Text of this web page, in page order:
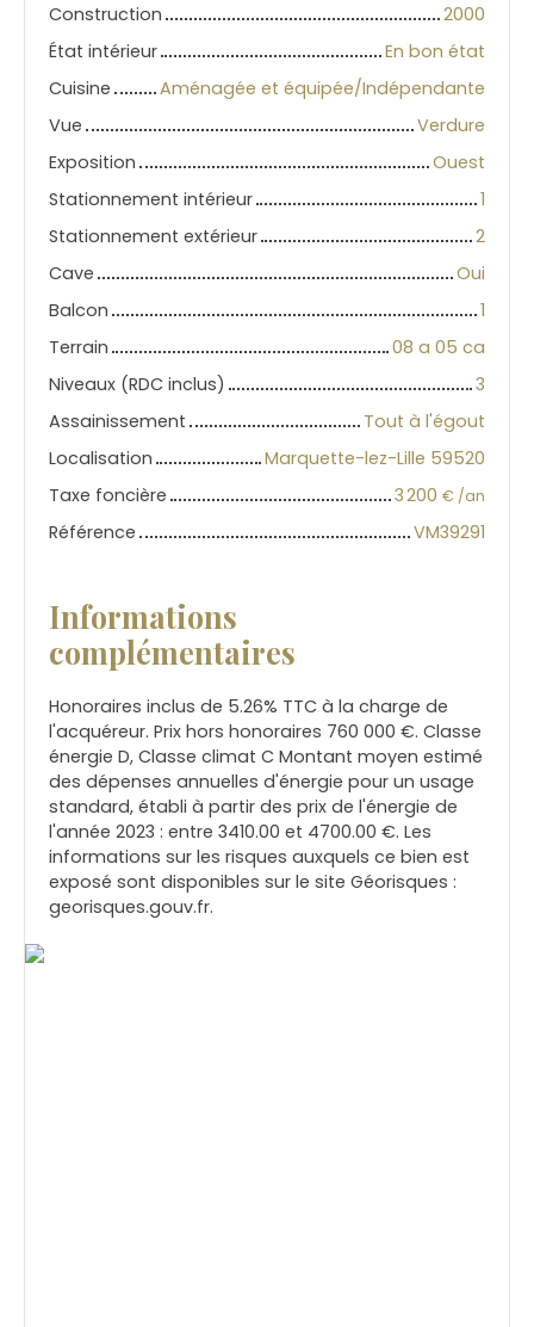
Construction
2000
État intérieur
En bon état
Cuisine
Aménagée et équipée/Indépendante
Vue
Verdure
Exposition
Ouest
Stationnement intérieur
1
Stationnement extérieur
2
Cave
Oui
Balcon
1
Terrain
08 a 05 ca
Niveaux (RDC inclus)
3
Assainissement
Tout à l'égout
Localisation
Marquette-lez-Lille 59520
Taxe foncière
3 200 € /an
Référence VM39291
Informations
complémentaires
Honoraires inclus de 5.26% TTC à la charge de
l'acquéreur. Prix hors honoraires 760 000 €. Classe
énergie D, Classe climat C Montant moyen estimé
des dépenses annuelles d'énergie pour un usage
standard, établi à partir des prix de l'énergie de
l'année 2023 : entre 3410.00 et 4700.00 €. Les
informations sur les risques auxquels ce bien est
exposé sont disponibles sur le site Géorisques :
georisques.gouv.fr.